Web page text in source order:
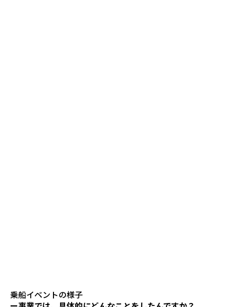
乗船イベントの様子